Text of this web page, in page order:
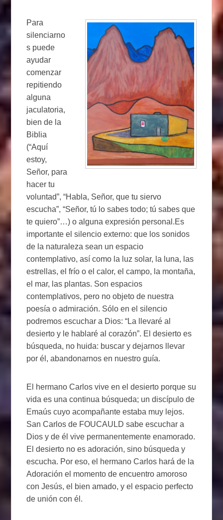
Para
silenciarno
s puede
ayudar
comenzar
repitiendo
alguna
jaculatoria,
bien de la
Biblia
(“Aquí
estoy,
Señor, para
hacer tu
voluntad”, “Habla, Señor, que tu siervo
escucha”, “Señor, tú lo sabes todo; tú sabes que
te quiero”…) o alguna expresión personal.Es
importante el silencio externo: que los sonidos
de la naturaleza sean un espacio
contemplativo, así como la luz solar, la luna, las
estrellas, el frío o el calor, el campo, la montaña,
el mar, las plantas. Son espacios
contemplativos, pero no objeto de nuestra
poesía o admiración. Sólo en el silencio
podremos escuchar a Dios: “La llevaré al
desierto y le hablaré al corazón”. El desierto es
búsqueda, no huida: buscar y dejarnos llevar
por él, abandonarnos en nuestro guía.
El hermano Carlos vive en el desierto porque su
vida es una continua búsqueda; un discípulo de
Emaús cuyo acompañante estaba muy lejos.
San Carlos de FOUCAULD sabe escuchar a
Dios y de él vive permanentemente enamorado.
El desierto no es adoración, sino búsqueda y
escucha. Por eso, el hermano Carlos hará de la
Adoración el momento de encuentro amoroso
con Jesús, el bien amado, y el espacio perfecto
de unión con él.